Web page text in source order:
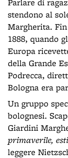
stendono al
Margherita.
1888, quando
Europa
della Grande
Podrecca,
Bologna era
Un gruppo
bolognesi.
Giardini
primaverile,
leggere